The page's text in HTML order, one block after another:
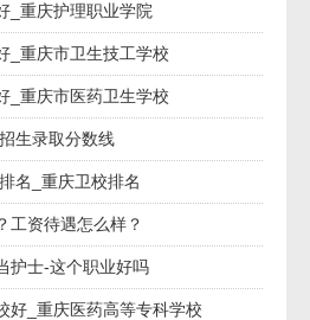
_重庆护理职业学院
_重庆市卫生技工学校
_重庆市医药卫生学校
生录取分数线
名_重庆卫校排名
工资待遇怎么样？
护士-这个职业好吗
好_重庆医药高等专科学校